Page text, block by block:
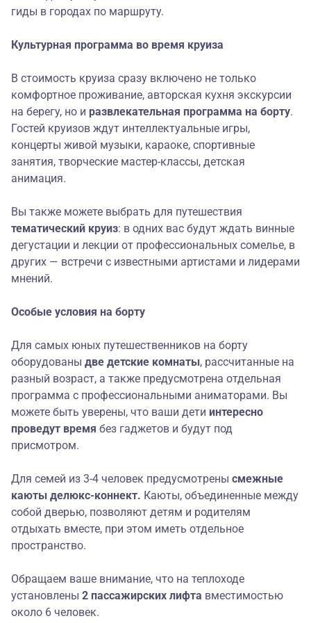
гиды в городах по маршруту.
Культурная программа во время круиза
В стоимость круиза сразу включено не только
комфортное проживание, авторская кухня экскурсии
на берегу, но и развлекательная программа на борту.
Гостей круизов ждут интеллектуальные игры,
концерты живой музыки, караоке, спортивные
занятия, творческие мастер-классы, детская
анимация.
Вы также можете выбрать для путешествия
тематический круиз: в одних вас будут ждать винные
дегустации и лекции от профессиональных сомелье, в
других — встречи с известными артистами и лидерами
мнений.
Особые условия на борту
Для самых юных путешественников на борту
оборудованы две детские комнаты, рассчитанные на
разный возраст, а также предусмотрена отдельная
программа с профессиональными аниматорами. Вы
можете быть уверены, что ваши дети интересно
проведут время без гаджетов и будут под
присмотром.
Для семей из 3-4 человек предусмотрены смежные
каюты делюкс-коннект. Каюты, объединенные между
собой дверью, позволяют детям и родителям
отдыхать вместе, при этом иметь отдельное
пространство.
Обращаем ваше внимание, что на теплоходе
установлены 2 пассажирских лифта вместимостью
около 6 человек.